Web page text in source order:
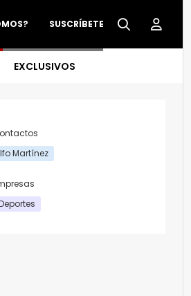
SUSCRÍBETE
EXCLUSIVOS
Martínez